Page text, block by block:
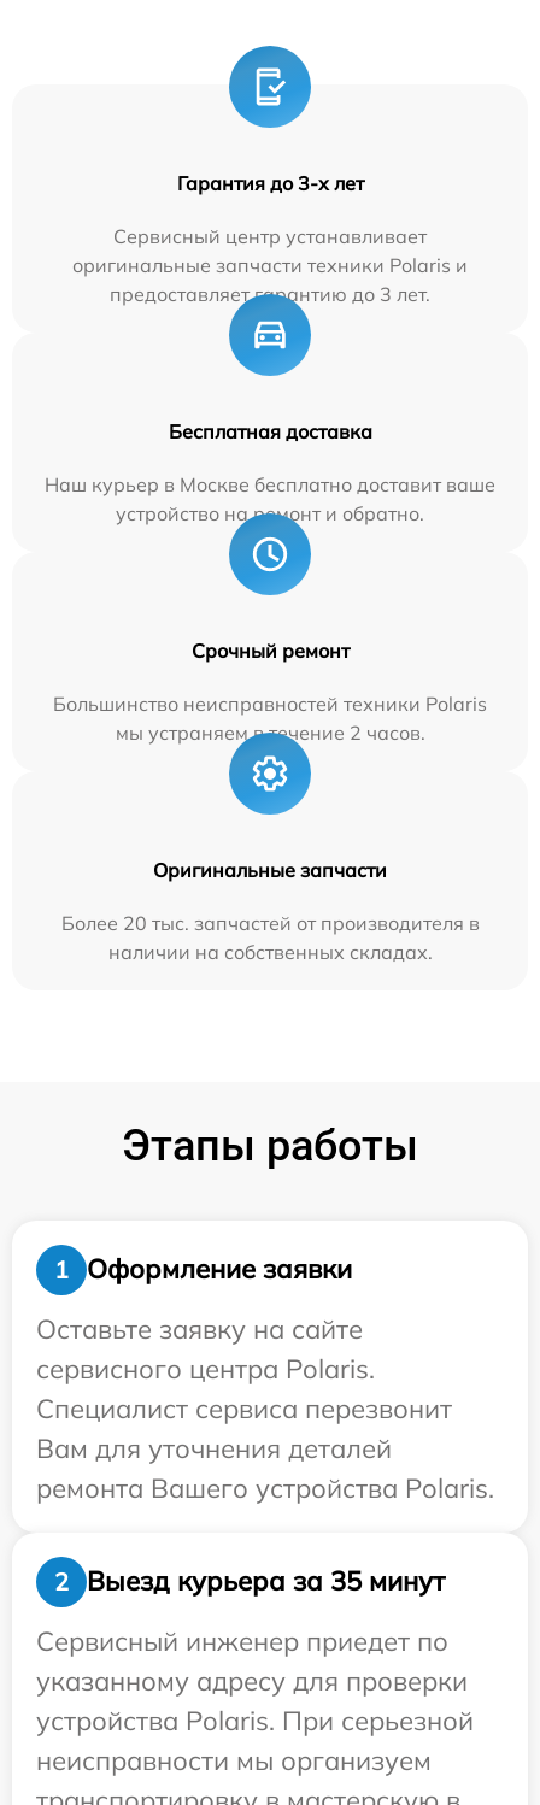
Гарантия до 3-х лет
Сервисный центр устанавливает
оригинальные запчасти техники Polaris и
предоставляет гарантию до 3 лет.
Бесплатная доставка
Наш курьер в Москве бесплатно доставит ваше
устройство на ремонт и обратно.
Срочный ремонт
Большинство неисправностей техники Polaris
мы устраняем в течение 2 часов.
Оригинальные запчасти
Более 20 тыс. запчастей от производителя в
наличии на собственных складах.
Этапы работы
1
Оформление заявки
Оставьте заявку на сайте
сервисного центра Polaris.
Специалист сервиса перезвонит
Вам для уточнения деталей
ремонта Вашего устройства Polaris.
2
Выезд курьера за 35 минут
Сервисный инженер приедет по
указанному адресу для проверки
устройства Polaris. При серьезной
неисправности мы организуем